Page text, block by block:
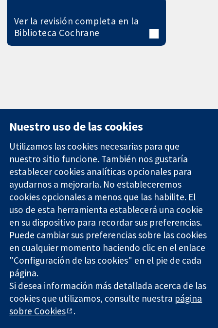
Ver la revisión completa en la
Biblioteca Cochrane
Evidencia fiable.
Decisiones
informadas.
Mejor salud.
11-13 Cavendish
Square
Londres
W1G 0AN
Reino Unido
Contacto
Noticias
Prensa
Sobre
nosotros
Empleo
Cochrane
Library
The Cochrane Collaboration is a charity (no. 1045921) and a
company limited by guarantee (no. 03044323) registered in
England & Wales. VAT registration number GB 718 2127 49.
Copyright © 2026 The Cochrane Collaboration
Nuestro uso de las cookies
Utilizamos las cookies necesarias para que
nuestro sitio funcione. También nos gustaría
establecer cookies analíticas opcionales para
ayudarnos a mejorarla. No estableceremos
cookies opcionales a menos que las habilite. El
uso de esta herramienta establecerá una cookie
en su dispositivo para recordar sus preferencias.
Puede cambiar sus preferencias sobre las cookies
en cualquier momento haciendo clic en el enlace
"Configuración de las cookies" en el pie de cada
página.
Si desea información más detallada acerca de las
cookies que utilizamos, consulte nuestra página
sobre Cookies
.